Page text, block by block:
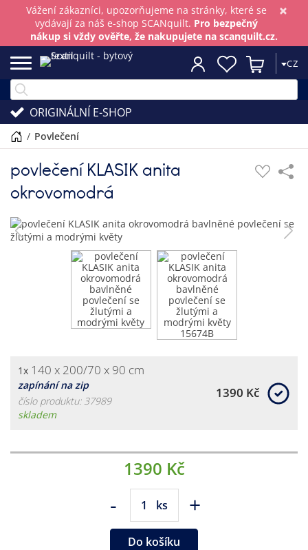
×
Vážení zákazníci, upozorňujeme na stránky, které se
vydávají za náš e-shop SCANquilt. Pro bezpečný
nákup si vždy ověřte, že nakupujete na scanquilt.cz.
CZ
ORIGINÁLNÍ E-SHOP
/ povlečení
povlečení KLASIK anita
okrovomodrá
1x 140 x 200/70 x 90 cm
zapínání na zip
číslo produktu: 37989
skladem
1390 Kč
1390 Kč
- ks +
Do košíku